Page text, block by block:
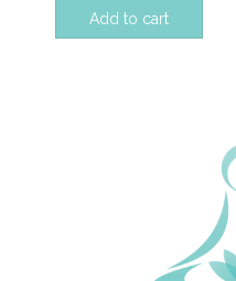
Add to cart